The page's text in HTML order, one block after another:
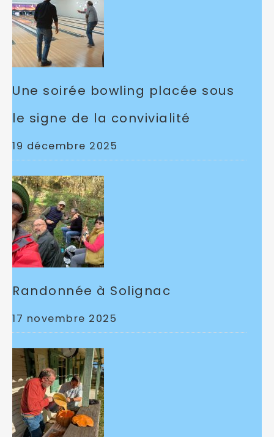
Une soirée bowling placée sous
le signe de la convivialité
19 décembre 2025
Randonnée à Solignac
17 novembre 2025